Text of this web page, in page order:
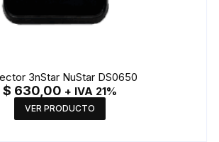
3nStar NuStar DS0650
$ 630,00 + IVA 21%
VER PRODUCTO